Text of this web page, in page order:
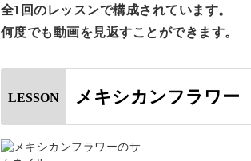
このアートでは、マットなベースに
す。
全1回のレッスンで構成されています。
何度でも動画を見返すことができます。
LESSON メキシカンフラワー